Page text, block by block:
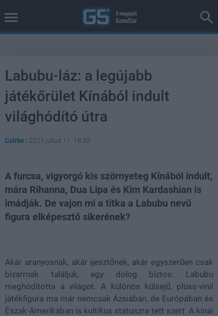
Labubu-láz: a legújabb
játékőrület Kínából indult
világhódító útra
Csirke | 2025 július 11. 18:35
A furcsa, vigyorgó kis szörnyeteg Kínából indult,
mára Rihanna, Dua Lipa és Kim Kardashian is
imádják. De vajon mi a titka a Labubu nevű
figura elképesztő sikerének?
Akár aranyosnak, akár ijesztőnek, akár egyszerűen csak
bizarrnak találjuk, egy dolog biztos: Labubu
meghódította a világot. A különös külsejű, plüss-vinil
játékfigura ma már nemcsak Ázsiában, de Európában és
Észak-Amerikában is kultikus státuszra tett szert. A kínai